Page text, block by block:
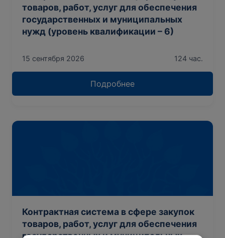
товаров, работ, услуг для обеспечения
государственных и муниципальных
нужд (уровень квалификации – 6)
15 сентября 2026 124 час.
Подробнее
Контрактная система в сфере закупок
товаров, работ, услуг для обеспечения
государственных и муниципальных